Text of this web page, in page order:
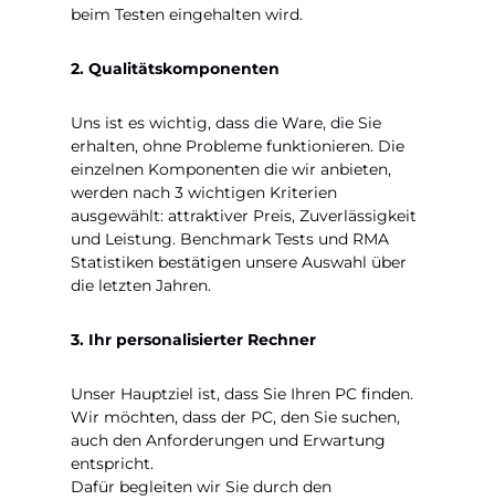
beim Testen eingehalten wird.
2. Qualitätskomponenten
Uns ist es wichtig, dass die Ware, die Sie
erhalten, ohne Probleme funktionieren. Die
einzelnen Komponenten die wir anbieten,
werden nach 3 wichtigen Kriterien
ausgewählt: attraktiver Preis, Zuverlässigkeit
und Leistung. Benchmark Tests und RMA
Statistiken bestätigen unsere Auswahl über
die letzten Jahren.
3. Ihr personalisierter Rechner
Unser Hauptziel ist, dass Sie Ihren PC finden.
Wir möchten, dass der PC, den Sie suchen,
auch den Anforderungen und Erwartung
entspricht.
Dafür begleiten wir Sie durch den